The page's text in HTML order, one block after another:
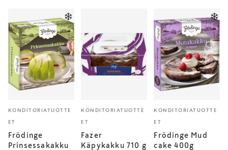
KONDITORIATUOTTE
ET
Frödinge
Prinsessakakku
KONDITORIATUOTTE
ET
Fazer
Käpykakku 710 g
KONDITORIATUOTTE
ET
Frödinge Mud
cake 400g